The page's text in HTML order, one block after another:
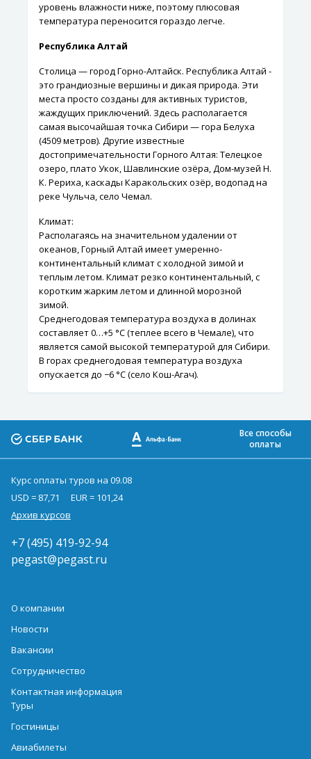
уровень влажности ниже, поэтому плюсовая
температура переносится гораздо легче.
Республика Алтай
Столица — город Горно-Алтайск. Республика Алтай -
это грандиозные вершины и дикая природа. Эти
места просто созданы для активных туристов,
жаждущих приключений. Здесь располагается
самая высочайшая точка Сибири — гора Белуха
(4509 метров). Другие известные
достопримечательности Горного Алтая: Телецкое
озеро, плато Укок, Шавлинские озёра, Дом-музей Н.
К. Рериха, каскады Каракольских озёр, водопад на
реке Чульча, село Чемал.
Климат:
Располагаясь на значительном удалении от
океанов, Горный Алтай имеет умеренно-
континентальный климат с холодной зимой и
теплым летом. Климат резко континентальный, с
коротким жарким летом и длинной морозной
зимой.
Среднегодовая температура воздуха в долинах
составляет 0…+5 °C (теплее всего в Чемале), что
является самой высокой температурой для Сибири.
В горах среднегодовая температура воздуха
опускается до −6 °C (село Кош-Агач).
Все способы
оплаты
Курс оплаты туров на 09.08
USD = 87,71
EUR = 101,24
Архив курсов
+7 (495) 419-92-94
pegast@pegast.ru
О компании
Новости
Вакансии
Сотрудничество
Контактная информация
Туры
Гостиницы
Авиабилеты